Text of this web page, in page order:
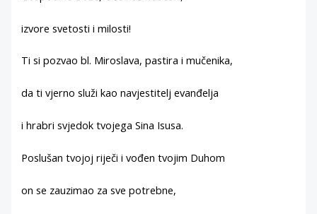
izvore svetosti i milosti!
Ti si pozvao bl. Miroslava, pastira i mučenika,
da ti vjerno služi kao navjestitelj evanđelja
i hrabri svjedok tvojega Sina Isusa.
Poslušan tvojoj riječi i vođen tvojim Duhom
on se zauzimao za sve potrebne,